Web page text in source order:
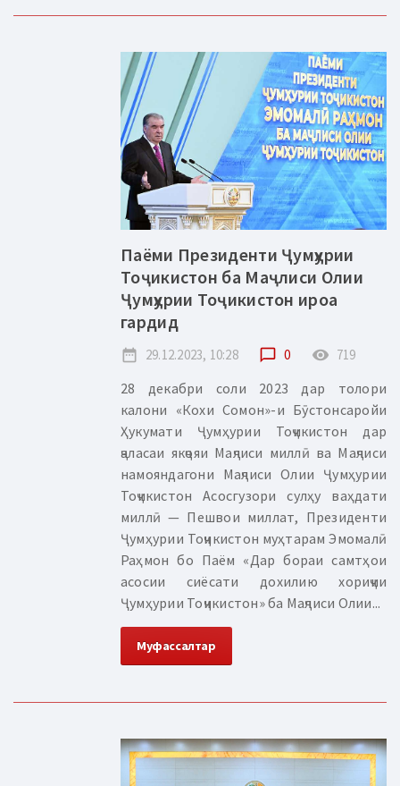
Паёми Президенти Ҷумҳурии
Тоҷикистон ба Маҷлиси Олии
Ҷумҳурии Тоҷикистон ироа
гардид
date_range 29.12.2023, 10:28 chat_bubble_outline 0 remove_red_eye 719
28 декабри соли 2023 дар толори
калони «Кохи Сомон»-и Бӯстонсаройи
Ҳукумати Ҷумҳурии Тоҷикистон дар
ҷаласаи якҷояи Маҷлиси миллӣ ва Маҷлиси
намояндагони Маҷлиси Олии Ҷумҳурии
Тоҷикистон Асосгузори сулҳу ваҳдати
миллӣ — Пешвои миллат, Президенти
Ҷумҳурии Тоҷикистон муҳтарам Эмомалӣ
Раҳмон бо Паём «Дар бораи самтҳои
асосии сиёсати дохилию хориҷии
Ҷумҳурии Тоҷикистон» ба Маҷлиси Олии...
Муфассалтар